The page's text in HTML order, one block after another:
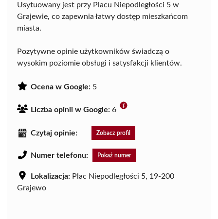
Usytuowany jest przy Placu Niepodległości 5 w
Grajewie, co zapewnia łatwy dostęp mieszkańcom
miasta.
Pozytywne opinie użytkowników świadczą o
wysokim poziomie obsługi i satysfakcji klientów.
Ocena w Google: 5
Liczba opinii w Google: 6
Czytaj opinie: Zobacz profil
Numer telefonu: Pokaż numer
Lokalizacja: Plac Niepodległości 5, 19-200
Grajewo